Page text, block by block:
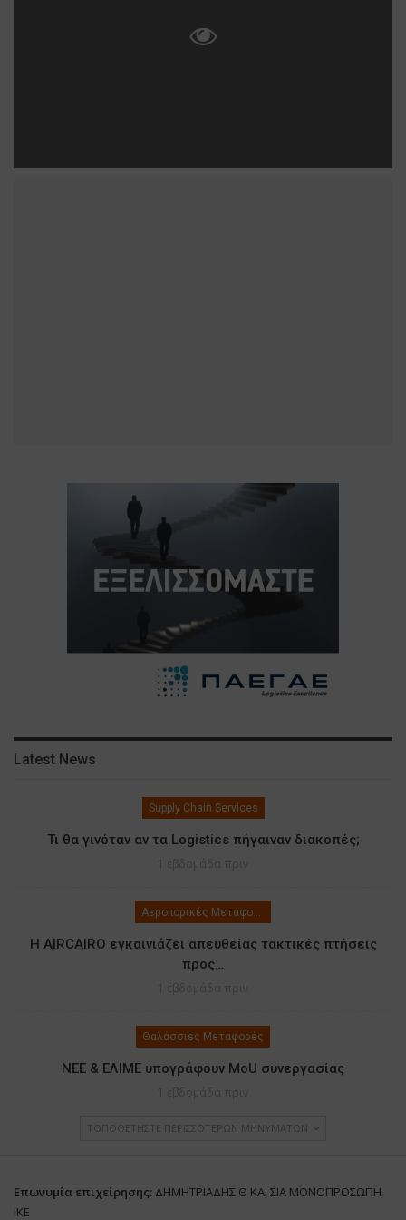
Latest News
Supply Chain Services
Τι θα γινόταν αν τα Logistics πήγαιναν διακοπές;
Η AIRCAIRO εγκαινιάζει απευθείας τακτικές πτήσεις
προς…
Θαλάσσιες Μεταφορές
ΝΕΕ & ΕΛΙΜΕ υπογράφουν MoU συνεργασίας
ΤΟΠΟΘΕΤΉΣΤΕ ΠΕΡΙΣΣΌΤΕΡΩΝ ΜΗΝΥΜΆΤΩΝ
Επωνυμία επιχείρησης: ΔΗΜΗΤΡΙΑΔΗΣ Θ ΚΑΙ ΣΙΑ ΜΟΝΟΠΡΟΣΩΠΗ
ΙΚΕ